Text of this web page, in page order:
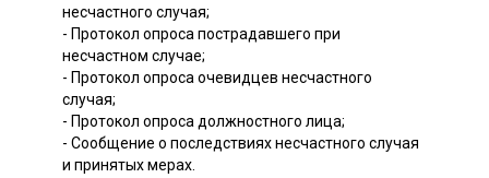
несчастного случая;
- Протокол опроса пострадавшего при
несчастном случае;
- Протокол опроса очевидцев несчастного
случая;
- Протокол опроса должностного лица;
- Сообщение о последствиях несчастного случая
и принятых мерах.